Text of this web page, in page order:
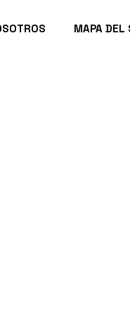
MAPA DEL